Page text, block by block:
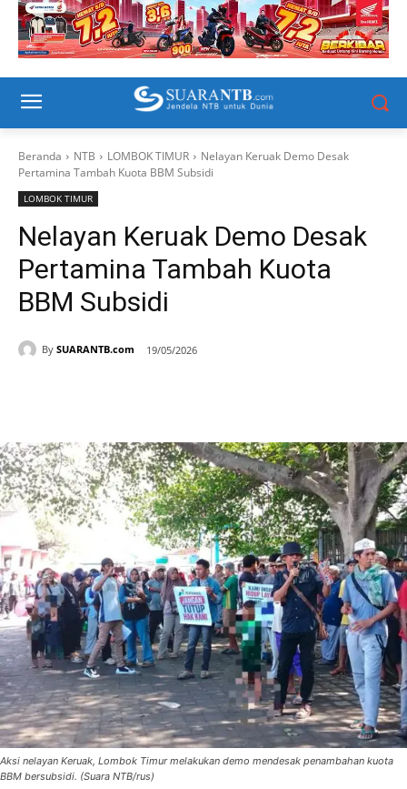
Beranda NTB LOMBOK TIMUR
Nelayan Keruak Demo Desak
Pertamina Tambah Kuota BBM Subsidi
LOMBOK TIMUR
Nelayan Keruak Demo Desak
Pertamina Tambah Kuota
BBM Subsidi
By SUARANTB.com 19/05/2026
Aksi nelayan Keruak, Lombok Timur melakukan demo mendesak penambahan kuota
BBM bersubsidi. (Suara NTB/rus)